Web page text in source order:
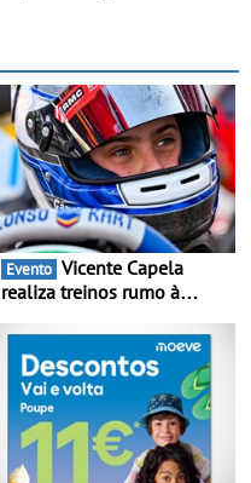
valor
Evento
realiza treinos rumo à
Portugal Karting e mira boa
estreia - O Campeonato
Portugal Karting 2026
decorre entre 1 de Março e
6 de Setembro